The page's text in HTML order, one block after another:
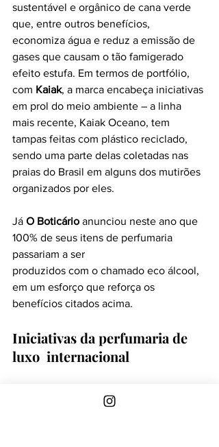
sustentável e orgânico de cana verde
que, entre outros benefícios,
economiza água e reduz a emissão de
gases que causam o tão famigerado
efeito estufa. Em termos de portfólio,
com Kaiak, a marca encabeça iniciativas
em prol do meio ambiente – a linha
mais recente, Kaiak Oceano, tem
tampas feitas com plástico reciclado,
sendo uma parte delas coletadas nas
praias do Brasil em alguns dos mutirões
organizados por eles.
Já O Boticário anunciou neste ano que
100% de seus itens de perfumaria
passariam a ser
produzidos com o chamado eco álcool,
em um esforço que reforça os
benefícios citados acima.
Iniciativas da perfumaria de
luxo  internacional
Falando de grandes marcas e,